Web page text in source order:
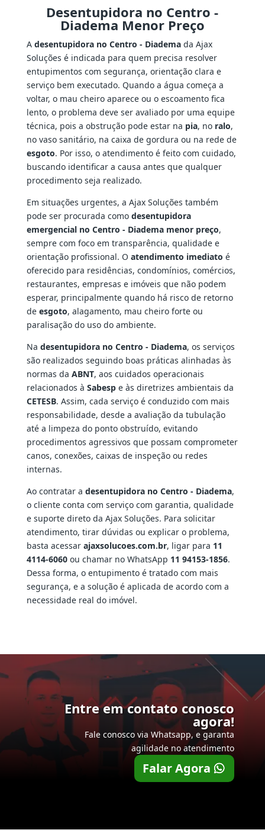
Desentupidora no Centro -
Diadema Menor Preço
A desentupidora no Centro - Diademada Ajax
Soluções é indicada para quem precisa resolver
entupimentos com segurança, orientação clara e
serviço bem executado. Quando a água começa a
voltar, o mau cheiro aparece ou o escoamento fica
lento, o problema deve ser avaliado por uma equipe
técnica, pois a obstrução pode estar na pia, no ralo,
no vaso sanitário, na caixa de gordura ou na rede de
esgoto. Por isso, o atendimento é feito com cuidado,
buscando identificar a causa antes que qualquer
procedimento seja realizado.
Em situações urgentes, a Ajax Soluções também
pode ser procurada como desentupidora
emergencial no Centro - Diadema menor preço,
sempre com foco em transparência, qualidade e
orientação profissional. O atendimento imediato é
oferecido para residências, condomínios, comércios,
restaurantes, empresas e imóveis que não podem
esperar, principalmente quando há risco de retorno
de esgoto, alagamento, mau cheiro forte ou
paralisação do uso do ambiente.
Na desentupidora no Centro - Diadema, os serviços
são realizados seguindo boas práticas alinhadas às
normas da ABNT, aos cuidados operacionais
relacionados à Sabespe às diretrizes ambientais da
CETESB. Assim, cada serviço é conduzido com mais
responsabilidade, desde a avaliação da tubulação
até a limpeza do ponto obstruído, evitando
procedimentos agressivos que possam comprometer
canos, conexões, caixas de inspeção ou redes
internas.
Ao contratar a desentupidora no Centro - Diadema,
o cliente conta com serviço com garantia, qualidade
e suporte direto da Ajax Soluções. Para solicitar
atendimento, tirar dúvidas ou explicar o problema,
basta acessar ajaxsolucoes.com.br, ligar para 11
4114-6060ou chamar no WhatsApp 11 94153-1856.
Dessa forma, o entupimento é tratado com mais
segurança, e a solução é aplicada de acordo com a
necessidade real do imóvel.
Entre em contato conosco
agora!
Fale conosco via Whatsapp, e garanta
agilidade no atendimento
Falar Agora